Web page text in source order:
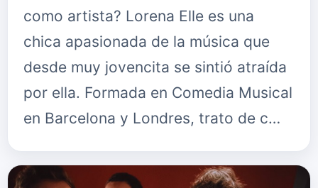
como artista? Lorena Elle es una
chica apasionada de la música que
desde muy jovencita se sintió atraída
por ella. Formada en Comedia Musical
en Barcelona y Londres, trato de c…